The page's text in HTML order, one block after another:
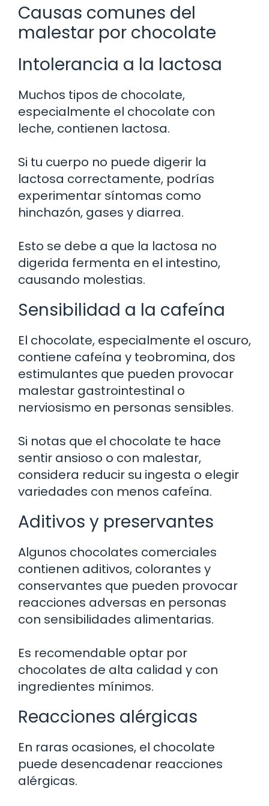
Causas comunes del
malestar por chocolate
Intolerancia a la lactosa
Muchos tipos de chocolate,
especialmente el chocolate con
leche, contienen lactosa.
Si tu cuerpo no puede digerir la
lactosa correctamente, podrías
experimentar síntomas como
hinchazón, gases y diarrea.
Esto se debe a que la lactosa no
digerida fermenta en el intestino,
causando molestias.
Sensibilidad a la cafeína
El chocolate, especialmente el oscuro,
contiene cafeína y teobromina, dos
estimulantes que pueden provocar
malestar gastrointestinal o
nerviosismo en personas sensibles.
Si notas que el chocolate te hace
sentir ansioso o con malestar,
considera reducir su ingesta o elegir
variedades con menos cafeína.
Aditivos y preservantes
Algunos chocolates comerciales
contienen aditivos, colorantes y
conservantes que pueden provocar
reacciones adversas en personas
con sensibilidades alimentarias.
Es recomendable optar por
chocolates de alta calidad y con
ingredientes mínimos.
Reacciones alérgicas
En raras ocasiones, el chocolate
puede desencadenar reacciones
alérgicas.